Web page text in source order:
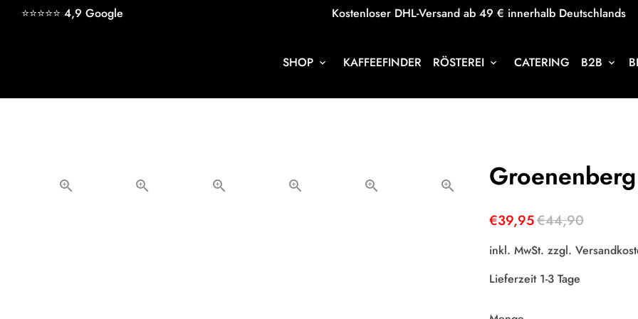
Direkt⭐⭐⭐⭐⭐ 4,9 Google Kostenloser DHL-Versand ab 49 € innerhalb Deutschlands
SHOP keyboard_arrow_down KAFFEEFINDER RÖSTEREI keyboard_arrow_down CATERING B2B keyboard_arrow_down
€39,95€44,90
inkl. MwSt. zzgl.
Lieferzeit 1-3 Tage